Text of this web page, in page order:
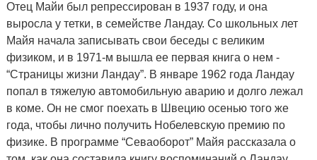
Отец Майи был репрессирован в 1937 году, и она
выросла у тетки, в семействе Ландау. Со школьных лет
Майя начала записывать свои беседы с великим
физиком, и в 1971-м вышла ее первая книга о нем -
“Страницы жизни Ландау”. В январе 1962 года Ландау
попал в тяжелую автомобильную аварию и долго лежал
в коме. Он не смог поехать в Швецию осенью того же
года, чтобы лично получить Нобелевскую премию по
физике. В программе “Севаоборот” Майя рассказала о